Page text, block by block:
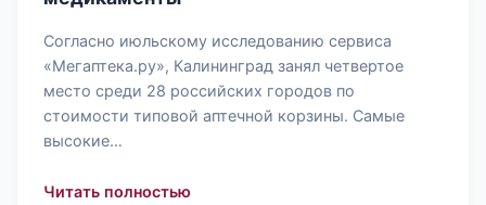
Согласно июльскому исследованию сервиса
«Мегаптека.ру», Калининград занял четвертое
место среди 28 российских городов по
стоимости типовой аптечной корзины. Самые
высокие…
Читать полностью: Уполномоченный по правам